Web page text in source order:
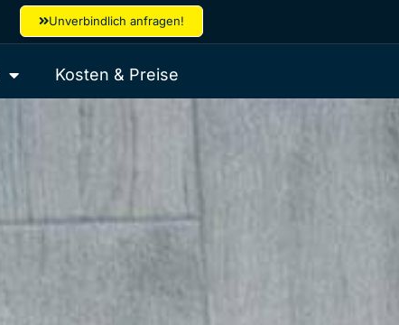
Unverbindlich anfragen!
Kosten & Preise